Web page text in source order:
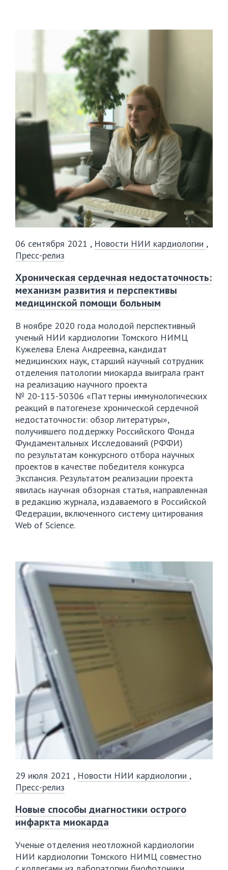
06 сентября 2021 , Новости НИИ кардиологии ,
Пресс-релиз
Хроническая сердечная недостаточность:
механизм развития и перспективы
медицинской помощи больным
В ноябре 2020 года молодой перспективный
ученый НИИ кардиологии Томского НИМЦ
Кужелева Елена Андреевна, кандидат
медицинских наук, старший научный сотрудник
отделения патологии миокарда выиграла грант
на реализацию научного проекта
№ 20-115-50306 «Паттерны иммунологических
реакций в патогенезе хронической сердечной
недостаточности: обзор литературы»,
получившего поддержку Российского Фонда
Фундаментальных Исследований (РФФИ)
по результатам конкурсного отбора научных
проектов в качестве победителя конкурса
Экспансия. Результатом реализации проекта
явилась научная обзорная статья, направленная
в редакцию журнала, издаваемого в Российской
Федерации, включенного систему цитирования
Web of Science.
29 июля 2021 , Новости НИИ кардиологии ,
Пресс-релиз
Новые способы диагностики острого
инфаркта миокарда
Ученые отделения неотложной кардиологии
НИИ кардиологии Томского НИМЦ совместно